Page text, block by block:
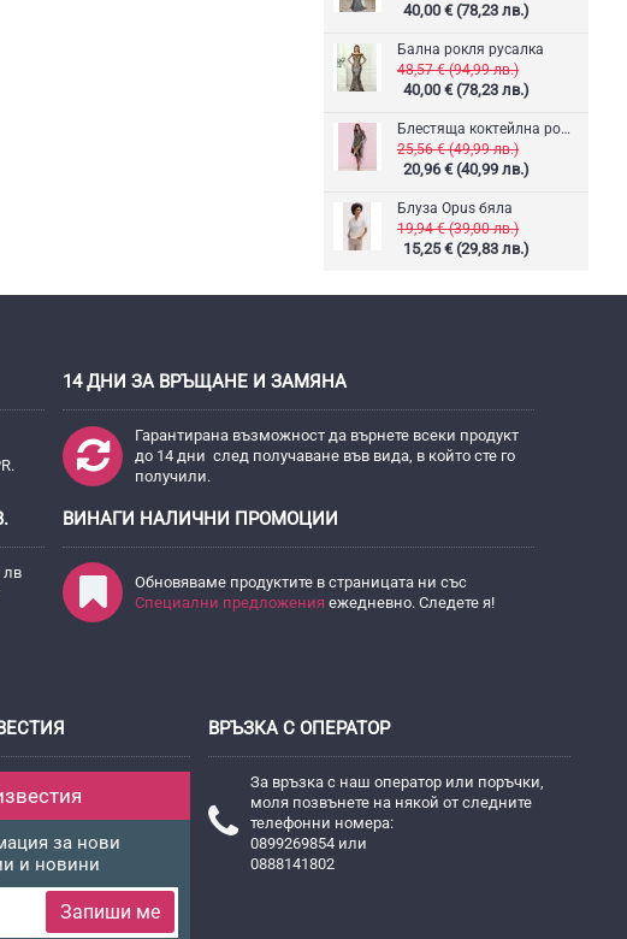
40,00 € (78,23 лв.)
Бална рокля русалка
48,57 € (94,99 лв.)
40,00 € (78,23 лв.)
Блестяща коктейлна рокля
25,56 € (49,99 лв.)
20,96 € (40,99 лв.)
Блуза Opus бяла
19,94 € (39,00 лв.)
15,25 € (29,83 лв.)
14 ДНИ ЗА ВРЪЩАНЕ И ЗАМЯНА
Гарантирана възможност да върнете всеки продукт
до 14 дни след получаване във вида, в който сте го
получили.
лв
ВИНАГИ НАЛИЧНИ ПРОМОЦИИ
Обновяваме продуктите в страницата ни със
Специални предложения ежедневно. Следете я!
за нови
и новини
Запиши ме
ВРЪЗКА С ОПЕРАТОР
За връзка с наш оператор или поръчки,
моля позвънете на някой от следните
телефонни номера:
0899269854 или
0888141802